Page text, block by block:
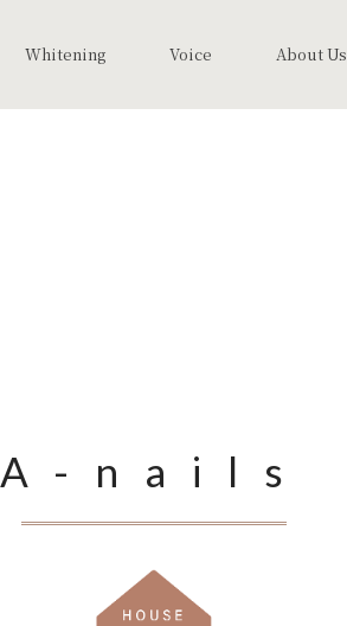
Whitening Voice About Us
A-nails